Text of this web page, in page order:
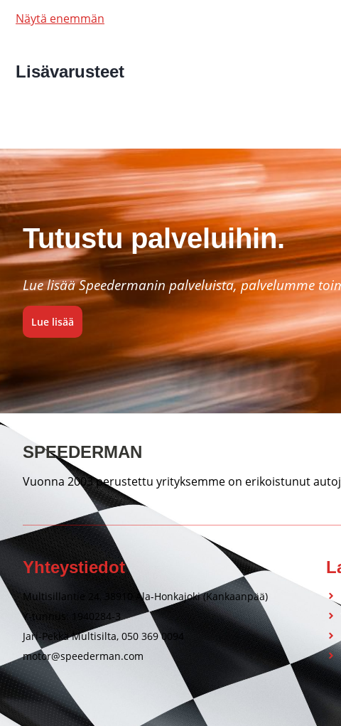
Näytä enemmän
Lisävarusteet
Tutustu palveluihin.
Lue lisää Speedermanin palveluista, palvelumme
Lue lisää
SPEEDERMAN
Vuonna 2003 perustettu yrityksemme on erikoistunut
Yhteystiedot
Multisillantie 24, 38910 Ala-Honkajoki (Kankaanpää)
Y-tunnus: 1940284-3
Jari-Pekka Multisilta, 050 369 0094
motor@speederman.com